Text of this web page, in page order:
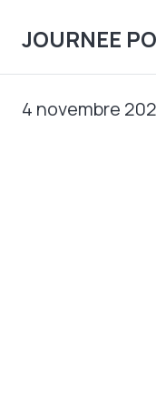
JOURNEE
4 novembre